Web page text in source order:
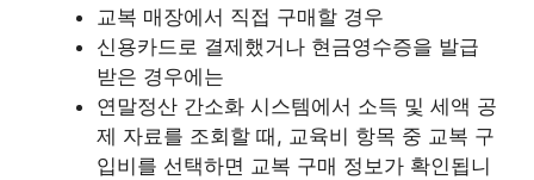
교복 매장에서 직접 구매할 경우
신용카드로 결제했거나 현금영수증을 발급
받은 경우에는
연말정산 간소화 시스템에서 소득 및 세액 공
제 자료를 조회할 때, 교육비 항목 중 교복 구
입비를 선택하면 교복 구매 정보가 확인됩니